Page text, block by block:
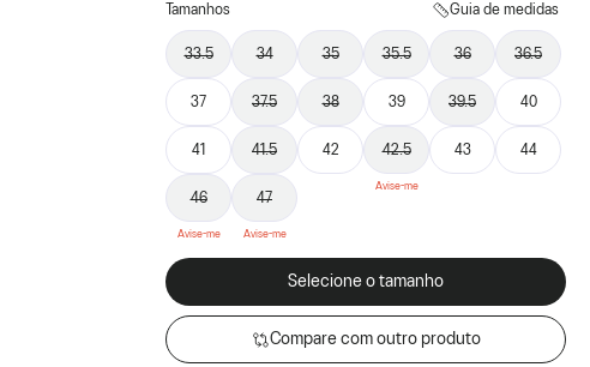
Tamanhos Guia de medidas
33.5 34 35 35.5 36 36.5
37 37.5 38 39 39.5 40
41 41.5 42 42.5 43 44
46 47
Selecione o tamanho
Compare com outro produto